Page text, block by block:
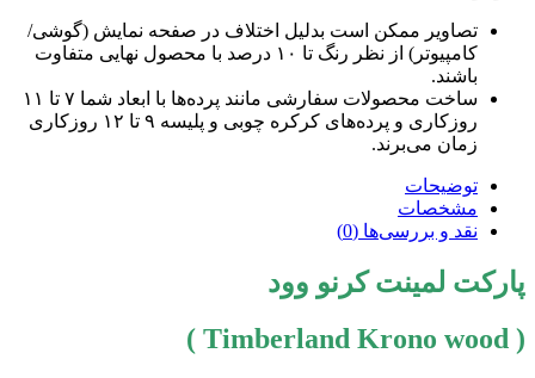
تصاویر ممکن است بدلیل اختلاف در صفحه نمایش (گوشی/
کامپیوتر) از نظر رنگ تا ۱۰ درصد با محصول نهایی متفاوت
باشند.
ساخت محصولات سفارشی مانند پرده‌ها با ابعاد شما ۷ تا ۱۱
روزکاری و پرده‌های کرکره چوبی و پلیسه ۹ تا ۱۲ روزکاری
زمان می‌برند.
توضیحات
مشخصات
نقد و بررسی‌ها (0)
پارکت لمینت کرنو وود
( Timberland Krono wood )